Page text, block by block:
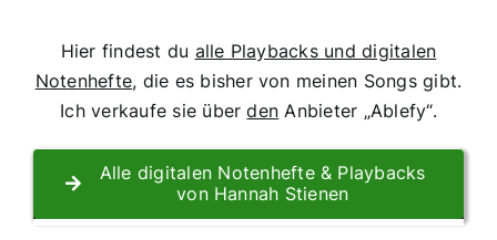
Hier findest du alle Playbacks und digitalen
Notenhefte, die es bisher von meinen Songs gibt.
Ich verkaufe sie überden Anbieter „Ablefy“.
Alle digitalen Notenhefte & Playbacks
von Hannah Stienen